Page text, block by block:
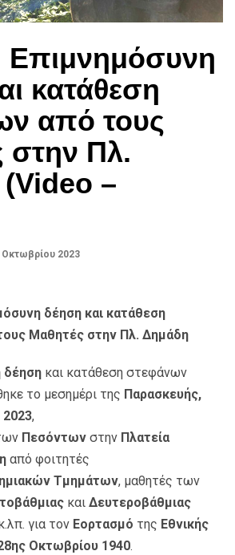
Επιμνημόσυνη
κατάθεση
από τους
στην Πλ.
–
2023
δέηση και κατάθεση
Μαθητές στην Πλ. Δημάδη
δέηση και κατάθεση στεφάνων
το μεσημέρι της Παρασκευής,
,
Πεσόντων στην Πλατεία
από φοιτητές
Τμημάτων, μαθητές των
και Δευτεροβάθμιας
για τον Εορτασμό της Εθνικής
Οκτωβρίου 1940.